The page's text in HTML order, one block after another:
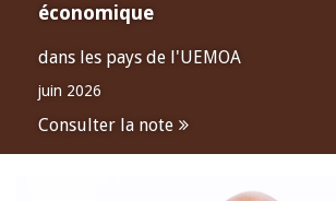
économique
dans les pays de l'UEMOA
juin 2026
Consulter la note